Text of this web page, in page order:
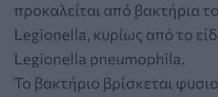
προκαλείται από βακτήρια
Legionella, κυρίως από το
Legionella pneumophila.
Το βακτήριο βρίσκεται